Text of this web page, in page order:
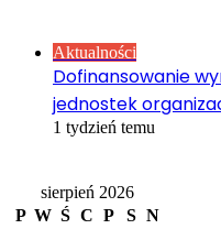
Aktualności
Dofinansowanie
jednostek
1 tydzień temu
sierpień 2026
P W Ś C P S N